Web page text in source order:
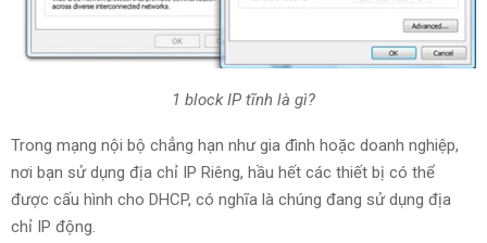
1 block IP tĩnh là gì?
Trong mạng nội bộ chẳng hạn như gia đình hoặc doanh nghiệp,
nơi bạn sử dụng địa chỉ IP Riêng, hầu hết các thiết bị có thể
được cấu hình cho DHCP, có nghĩa là chúng đang sử dụng địa
chỉ IP động.